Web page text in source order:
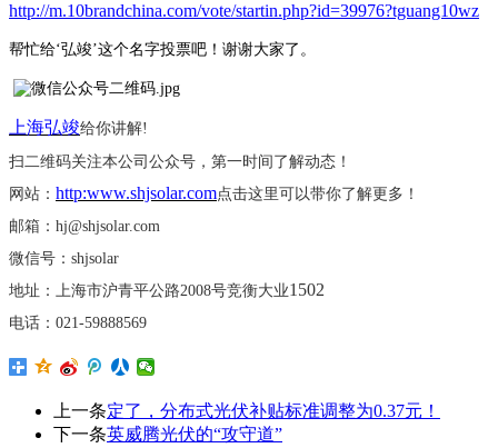
http://m.10brandchina.com/vote/startin.php?id=39976?tguang10wz
帮忙给‘弘竣’这个名字投票吧！谢谢大家了。
上海弘竣给你讲解!
扫二维码关注本公司公众号，第一时间了解动态！
网站： http:www.shjsolar.com点击这里可以带你了解更多！
邮箱： hj@shjsolar.com
微信号： shjsolar
地址：上海市沪青平公路2008号竞衡大业1502
电话： 021-59888569
上一条定了，分布式光伏补贴标准调整为0.37元！
下一条英威腾光伏的“攻守道”